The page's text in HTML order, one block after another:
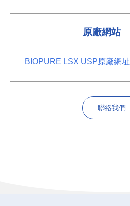
原廠網站
BIOPURE LSX USP原廠網址
聯絡我們